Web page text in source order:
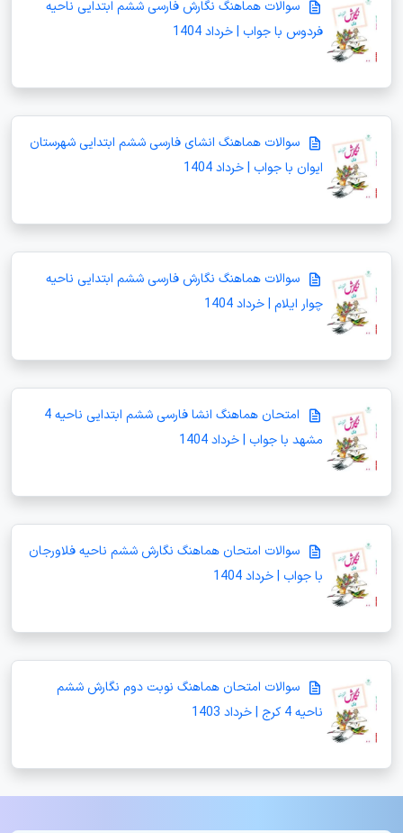
سوالات هماهنگ نگارش فارسی ششم ابتدایی ناحیه
فردوس با جواب | خرداد 1404
سوالات هماهنگ انشای فارسی ششم ابتدایی شهرستان
ایوان با جواب | خرداد 1404
سوالات هماهنگ نگارش فارسی ششم ابتدایی ناحیه
چوار ایلام | خرداد 1404
امتحان هماهنگ انشا فارسی ششم ابتدایی ناحیه 4
مشهد با جواب | خرداد 1404
سوالات امتحان هماهنگ نگارش ششم ناحیه فلاورجان
با جواب | خرداد 1404
سوالات امتحان هماهنگ نوبت دوم نگارش ششم
ناحیه 4 کرج | خرداد 1403